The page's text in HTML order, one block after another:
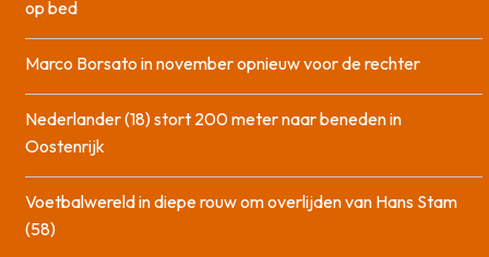
op bed
Marco Borsato in november opnieuw voor de rechter
Nederlander (18) stort 200 meter naar beneden in
Oostenrijk
Voetbalwereld in diepe rouw om overlijden van Hans Stam
(58)